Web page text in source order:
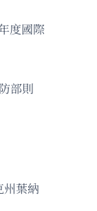
度國際
部則
葉納